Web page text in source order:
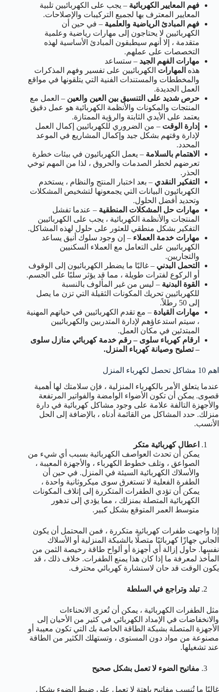
فهم المعايير الكهربائية – يجب على الكهربائيين تلبية
المعايير المعترف بها لجميع التركيبات والإصلاحات.
فهم المبادئ الرياضية والعلمية – في حين أن
الكهربائيين لا يحتاجون إلى مهارات رياضية وعلمية
متقدمة ، إلا أنهم سيطبقون المبادئ الأساسية لهذه
التخصصات على عملهم.
مهارات الفهم الجيد – ستساعد
هذه المهارات الكهربائيين على تفسير وفهم المذكرات
والمخططات والمستندات الفنية التي يتلقونها في مواقع
العمل الجديدة.
حرص شديد على التنسيق بين العين والعين – العمل مع
المنتجات والمكونات والأنظمة الكهربائية هو عمل دقيق
يعتمد على الأيدي الثابتة والرؤية الممتازة.
إدارة الوقت – من الضروري للكهربائيين إكمال العمل
لإدارة وقتهم بشكل جيد وإكمال المشاريع في الموعد
المحدد.
الاهتمام بالسلامة – يعمل الكهربائيون في بيئات خطرة
تعرضهم لخطر الصدمات والحروق ، لذا من المهم توخي
الحذر.
التفكير النقدي – بعد اختبار المنتج والنظام ، يستخدم
الكهربائيون البيانات التي يجمعونها لتشخيص المشكلات
وتحديد أفضل الحلول.
مهارات حل المشكلات المنطقية – عندما تفشل
المنتجات والأنظمة الكهربائية ، يجب على الكهربائيين
التفكير بشكل منطقي للعثور على حلول لهذه المشاكل.
مهارات خدمة العملاء – إن وجود سلوك أنيق يساعد
الكهربائيين على التعامل مع العملاء السكنيين
والتجاريين.
التحمل البدني – غالبًا ما يضطر الكهربائيون إلى الوقوف
أو الركوع لفترات طويلة ، مما قد يؤثر سلبًا على الجسم.
القوة البدنية – ليس من غير المألوف بالنسبة
للكهربائيين تحريك المكونات الثقيلة التي تزن ما يصل
إلى 50 رطلاً.
مهارات القيادة – مع تقدم الكهربائيين في حياتهم المهنية
، سيتم استدعاؤهم لإدارة المتدربين والكهربائيين
المبتدئين في مكان العمل.
ارقام كهرباء سلوى – رقم خدمة كهربائي منازل سلوى
– تصليح وصيانة كهرباء المنزل.
اهم 10 مشاكل تحصل لكهرباء المنزل
عندما يتعلق الأمر بالكهرباء المنزلية ، فإن سلامتك لها أهمية
قصوى. يمكن أن تكون الأضواء الوامضة والفواتير المرتفعة
والأجهزة التالفة علامة على وجود مشاكل كهربائية في دارة
منزلك. حدد المشاكل من القائمة أدناه ، بالإضافة إلى الحل
الأنسب.
اعطال كهربائية متكر
يمكن أن تحدث العواصف الكهربائية بسبب أي شيء من
الصواعق ، وتلف خطوط الكهرباء ، والأجهزة المعيبة ،
والأسلاك الكهربائية السيئة في المنزل. في حين أن
الطفرة الفعلية لا تستغرق سوى ميكروثانية واحدة ،
يمكن أن تؤدي الطفرات المتكررة إلى إتلاف المكونات
الكهربائية المتصلة بمنزلك ، مما يؤدي إلى تدهور
متوسط ​​العمر المتوقع بشكل كبير.
إذا واجهت طفرات كهربائية متكررة ، فمن المحتمل أن يكون
الجاني جهازًا كهربائيًا متصلًا بالشبكة المنزلية أو الأسلاك
نفسها. حاول إزالة أي أجهزة أو ألواح طاقة رخيصة الثمن من
المأخذ لمعرفة ما إذا كان هذا يمنع الطفرات. خلاف ذلك ، قد
يكون الوقت قد حان لاستشارة كهربائي محترف.
تبلد وتراجع في السلطة
مثل الطفرات الكهربائية ، يمكن أن تُعزى الانحناءات
والانخفاضات في الإمداد الكهربائي في كثير من الأحيان إلى
الأجهزة المتصلة بشبكة الطاقة الخاصة بك التي تكون معيبة أو
مصنوعة من مواد دون المستوى ، وتستهلك الكثير من الطاقة
عند تشغيلها.
مفاتيح الضوء لا تعمل بشكل صحيح
غالبًا ما تُنسب مفاتيح باهتة لا تعمل على ضبط الضوء بشكل